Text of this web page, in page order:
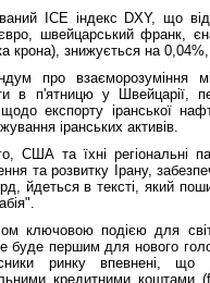
ICE індекс DXY, що
швейцарський франк,
крона), знижується на
про
в п'ятницю у Швейцарії,
щодо експорту іранської
іранських активів.
США та їхні регіональні
та розвитку Ірану,
йдеться в тексті, який
ключовою подією для
буде першим для нового
ринку впевнені,
кредитними коштами